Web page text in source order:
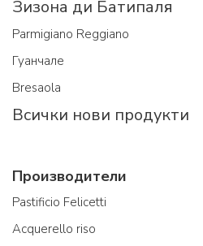
Зизона ди Батипаля
Parmigiano Reggiano
Гуанчале
Bresaola
Всички нови продукти
Производители
Pastificio Felicetti
Acquerello riso